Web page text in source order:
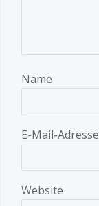
Name
E-Mail-Adresse
Website